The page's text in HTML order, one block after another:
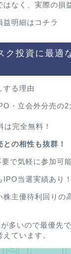
なく、実際の損
益明細は コチラ
ク投資に最適
する理由
・立会外分売の
は完全無料！
の相性も抜群！
で気軽に参加可能
当選実績あり！
株主優待利回りの
多いので最優先
ています。